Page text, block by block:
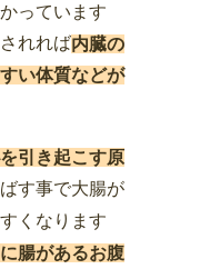
っています
れれば内臓の
い体質などが
引き起こす原
す事で大腸が
くなります
腸があるお腹